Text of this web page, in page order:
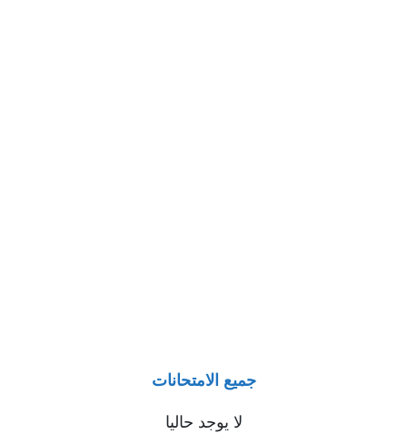
جميع الامتحانات
لا يوجد حاليا